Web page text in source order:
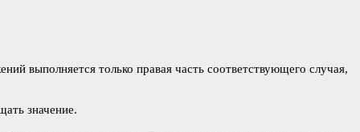
выполняется только правая часть соответствующего случая,
значение.